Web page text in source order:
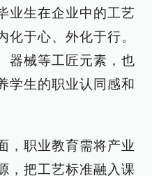
业生在企业中的工艺
化于心、外化于行。
器械等工匠元素，也
学生的职业认同感和
，职业教育需将产业
，把工艺标准融入课